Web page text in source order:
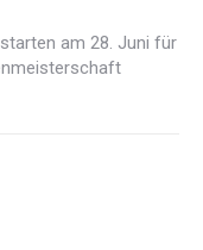
am 28. Juni für